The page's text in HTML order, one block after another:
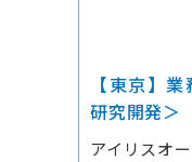
【東京】
研究開発＞
アイリスオ